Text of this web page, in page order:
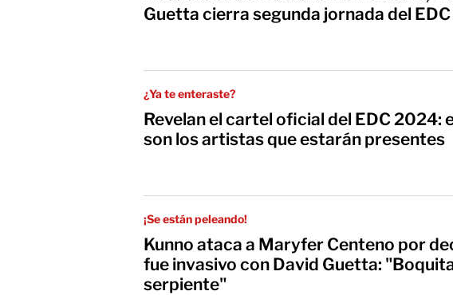
Guetta cierra segunda jornada del EDC
¿Ya te enteraste?
Revelan el cartel oficial del EDC 2024:
son los artistas que estarán presentes
¡Se están peleando!
Kunno ataca a Maryfer Centeno por
fue invasivo con David Guetta:
serpiente"